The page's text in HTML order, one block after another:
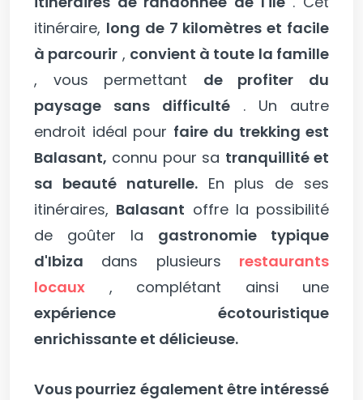
itinéraire, long de 7 kilomètres et facile
à parcourir , convient à toute la famille
, vous permettant de profiter du
paysage sans difficulté . Un autre
endroit idéal pour faire du trekking est
Balasant, connu pour sa tranquillité et
sa beauté naturelle.En plus de ses
itinéraires, Balasant offre la possibilité
de goûter la gastronomie typique
d'Ibiza dans plusieurs restaurants
locaux , complétant ainsi une
expérience écotouristique
enrichissante et délicieuse.
Vous pourriez également être intéressé